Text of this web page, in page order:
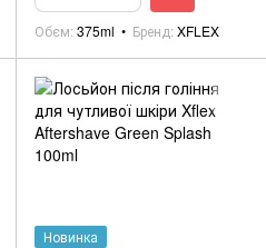
Обєм 375ml Бренд XFLEX
Новинка